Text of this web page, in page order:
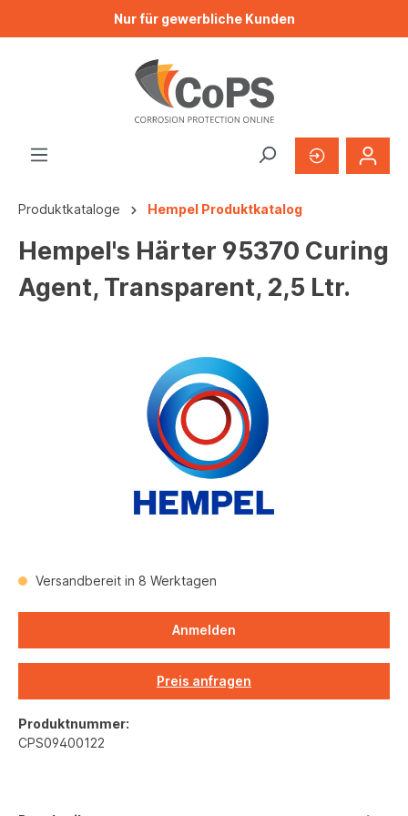
Nur für gewerbliche Kunden
Produktkataloge Hempel Produktkatalog
Hempel's Härter 95370 Curing
Agent, Transparent, 2,5 Ltr.
Versandbereit in 8 Werktagen
Anmelden
Preis anfragen
Produktnummer:
CPS09400122